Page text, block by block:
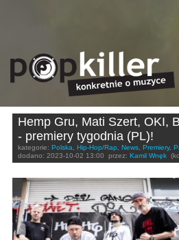
Hemp Gru, Mati Szert, OKI,
- premiery tygodnia (PL)!
kategorie: Polska, Hip-Hop/Rap, News, Premiery,
dodano: 2023-10-02 13:00 przez: Kamil Wnęk